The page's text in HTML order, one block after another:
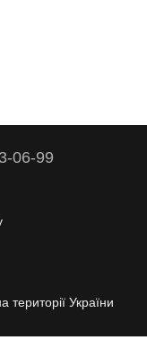
06-99
України